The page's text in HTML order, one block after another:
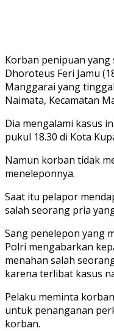
Korban penipuan yang
Dhoroteus Feri Jamu
Manggarai yang
Naimata, Kecamatan
Dia mengalami kasus
pukul 18.30 di Kota
Namun korban tidak
meneleponnya.
Saat itu pelapor
salah seorang pria
Sang penelepon yang
Polri mengabarkan
menahan salah
karena terlibat kasus
Pelaku meminta
untuk penanganan
korban.